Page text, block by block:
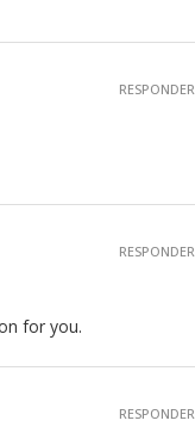
RESPONDER
for you.
RESPONDER
RESPONDER